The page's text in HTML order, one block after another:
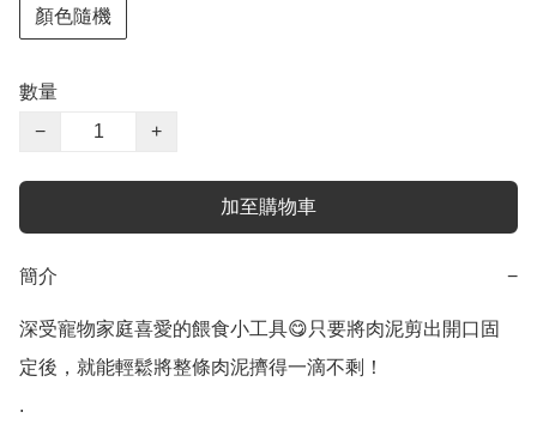
顏色隨機
數量
−
+
加至購物車
簡介 −
深受寵物家庭喜愛的餵食小工具😋只要將肉泥剪出開口固
定後，就能輕鬆將整條肉泥擠得一滴不剩！
.